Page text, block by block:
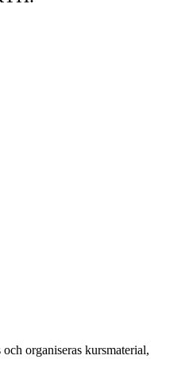
organiseras kursmaterial,